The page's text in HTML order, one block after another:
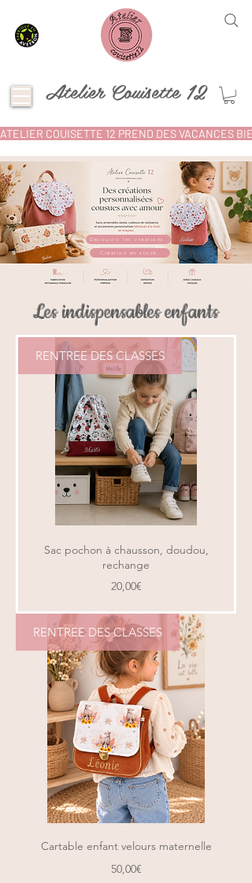
Atelier Couisette 12
ATELIER COUISETTE 12 PREND DES VACANCES
Découvrir les créations
Création en stock
Les indispensables enfants
RENTREE DES CLASSES
Sac pochon à chausson, doudou,
rechange
20,00€Prix
RENTREE DES CLASSES
Cartable enfant velours maternelle
50,00€Prix